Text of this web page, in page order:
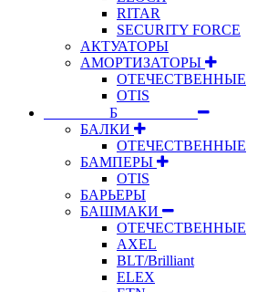
RITAR
SECURITY FORCE
АКТУАТОРЫ
АМОРТИЗАТОРЫ
ОТЕЧЕСТВЕННЫЕ
OTIS
⠀⠀⠀⠀⠀⠀Б⠀⠀⠀⠀⠀⠀⠀
БАЛКИ
ОТЕЧЕСТВЕННЫЕ
БАМПЕРЫ
OTIS
БАРЬЕРЫ
БАШМАКИ
ОТЕЧЕСТВЕННЫЕ
AXEL
BLT/Brilliant
ELEX